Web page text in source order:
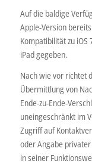
Auf die baldige
Apple-Version
Kompatibilität zu
iPad gegeben.
Nach wie vor richtet
Übermittlung von
Ende-zu-Ende-
uneingeschränkt im
Zugriff auf
oder Angabe
in seiner